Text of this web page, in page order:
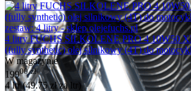
4 litry FUCHS SILKOLENE PRO 4 10W50
(fully synthetic) olej silnikowy (4T) do
W magazynie
19900 zł
4 ltr (49.75złza ltr)